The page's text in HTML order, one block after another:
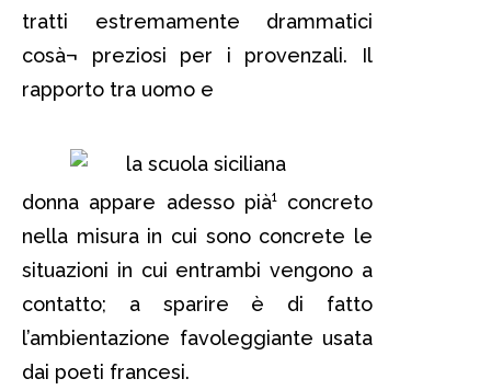
tratti estremamente drammatici
cosà¬ preziosi per i provenzali. Il
rapporto tra uomo e
donna appare adesso pià¹ concreto
nella misura in cui sono concrete le
situazioni in cui entrambi vengono a
contatto; a sparire è di fatto
l’ambientazione favoleggiante usata
dai poeti francesi.